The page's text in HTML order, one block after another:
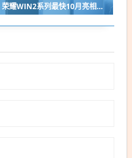
荣耀WIN2系列最快10月亮相：2nm芯片+万级电池组合同档唯一